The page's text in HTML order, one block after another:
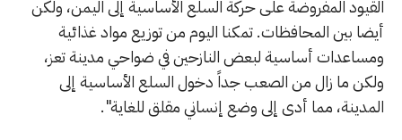
القيود المفروضة على حركة السلع الأساسية إلى اليمن، ولكن
أيضا بين المحافظات. تمكنا اليوم من توزيع مواد غذائية
ومساعدات أساسية لبعض النازحين في ضواحي مدينة تعز،
ولكن ما زال من الصعب جداً دخول السلع الأساسية إلى
المدينة، مما أدى إلى وضع إنساني مقلق للغاية".